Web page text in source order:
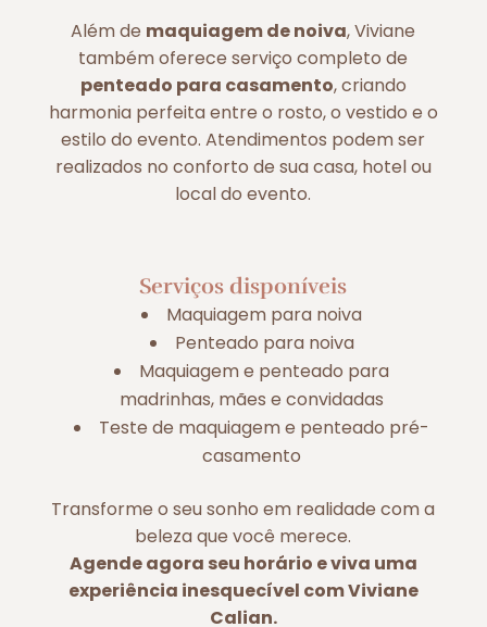
Além de maquiagem de noiva, Viviane
também oferece serviço completo de
penteado para casamento, criando
harmonia perfeita entre o rosto, o vestido e o
estilo do evento. Atendimentos podem ser
realizados no conforto de sua casa, hotel ou
local do evento.
Serviços disponíveis
Maquiagem para noiva
Penteado para noiva
Maquiagem e penteado para
madrinhas, mães e convidadas
Teste de maquiagem e penteado pré-
casamento
Transforme o seu sonho em realidade com a
beleza que você merece.
Agende agora seu horário e viva uma
experiência inesquecível com Viviane
Calian.